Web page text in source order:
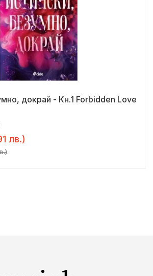
докрай - Кн.1 Forbidden Love
лв.)